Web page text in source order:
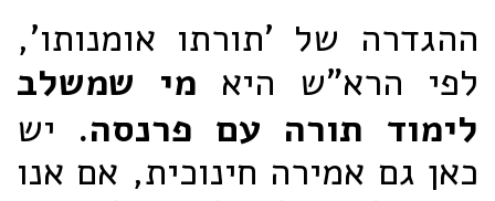
ההגדרה של 'תורתו אומנותו',
לפי הרא"ש היא מי שמשלב
לימוד תורה עם פרנסה. יש
כאן גם אמירה חינוכית, אם אנו